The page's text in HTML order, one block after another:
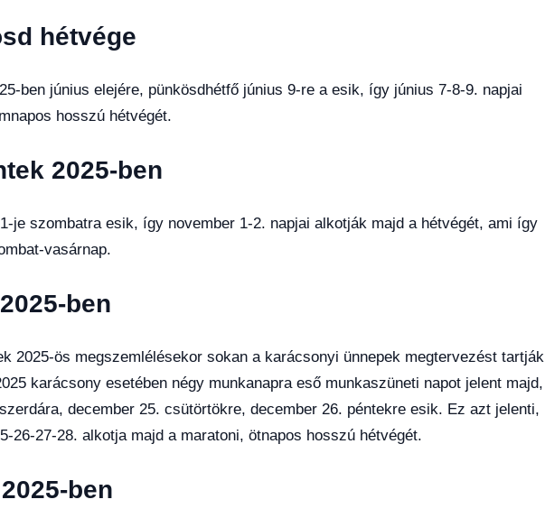
hétvége
ben június elejére, pünkösdhétfő június 9-re a esik, így június 7-8-9. napjai
hosszú hétvégét.
2025-ben
je szombatra esik, így november 1-2. napjai alkotják majd a hétvégét, ami így
vasárnap.
ben
2025-ös megszemlélésekor sokan a karácsonyi ünnepek megtervezést tartják
karácsony esetében négy munkanapra eső munkaszüneti napot jelent majd,
december 25. csütörtökre, december 26. péntekre esik. Ez azt jelenti,
26-27-28. alkotja majd a maratoni, ötnapos hosszú hétvégét.
ben